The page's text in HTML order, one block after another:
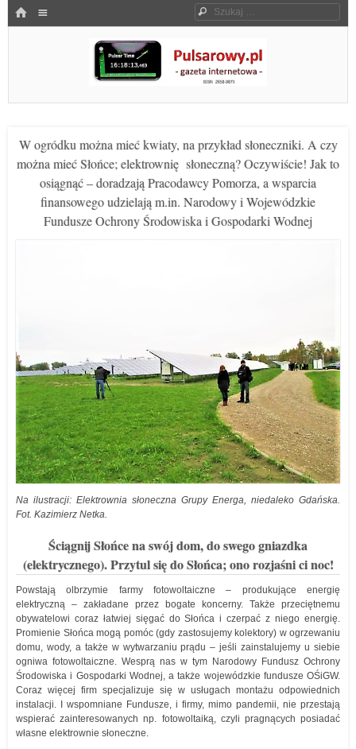
HOME Szukaj
Pulsarowy.pl
W ogródku można mieć kwiaty, na przykład słoneczniki. A czy
można mieć Słońce; elektrownię słoneczną? Oczywiście! Jak to
osiągnąć – doradzają Pracodawcy Pomorza, a wsparcia
finansowego udzielają m.in. Narodowy i Wojewódzkie
Fundusze Ochrony Środowiska i Gospodarki Wodnej
Na ilustracji: Elektrownia słoneczna Grupy Energa, niedaleko Gdańska.
Fot. Kazimierz Netka.
Ściągnij Słońce na swój dom, do swego gniazdka
(elektrycznego). Przytul się do Słońca; ono rozjaśni ci noc!
Powstają olbrzymie farmy fotowoltaiczne – produkujące energię
elektryczną – zakładane przez bogate koncerny. Także przeciętnemu
obywatelowi coraz łatwiej sięgać do Słońca i czerpać z niego energię.
Promienie Słońca mogą pomóc (gdy zastosujemy kolektory) w ogrzewaniu
domu, wody, a także w wytwarzaniu prądu – jeśli zainstalujemy u siebie
ogniwa fotowoltaiczne. Wesprą nas w tym Narodowy Fundusz Ochrony
Środowiska i Gospodarki Wodnej, a także wojewódzkie fundusze OŚiGW.
Coraz więcej firm specjalizuje się w usługach montażu odpowiednich
instalacji. I wspomniane Fundusze, i firmy, mimo pandemii, nie przestają
wspierać zainteresowanych np. fotowoltaiką, czyli pragnących posiadać
własne elektrownie słoneczne.